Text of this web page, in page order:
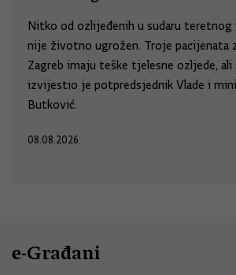
Nitko od ozlijeđenih u sudaru teretnog
nije životno ugrožen. Troje pacijenata
Zagreb imaju teške tjelesne ozljede, ali
izvijestio je potpredsjednik Vlade i
Butković.
08.08.2026.
e-Građani